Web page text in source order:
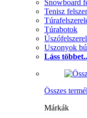
Snowboard
Tenisz
Túrabotok
Uszonyok
Láss
Összes
Márkák